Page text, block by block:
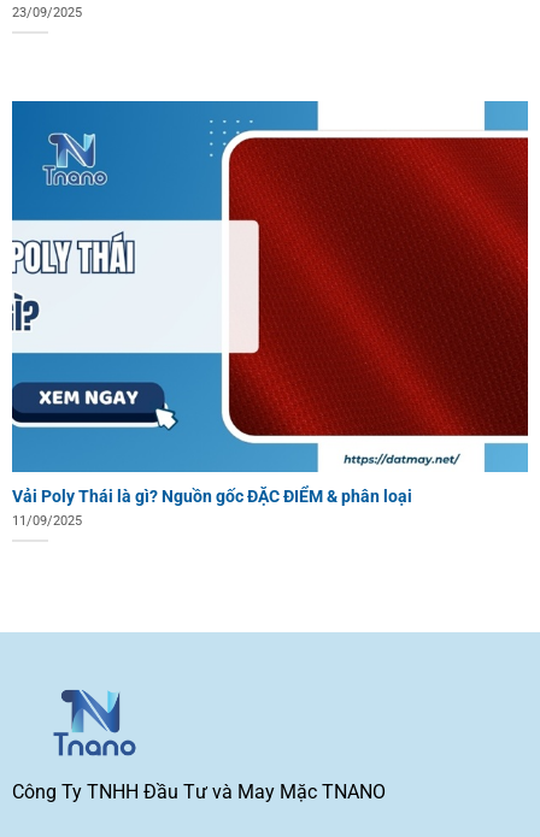
23/09/2025
Vải Poly Thái là gì? Nguồn gốc ĐẶC ĐIỂM & phân loại
11/09/2025
Công Ty TNHH Đầu Tư và May Mặc TNANO